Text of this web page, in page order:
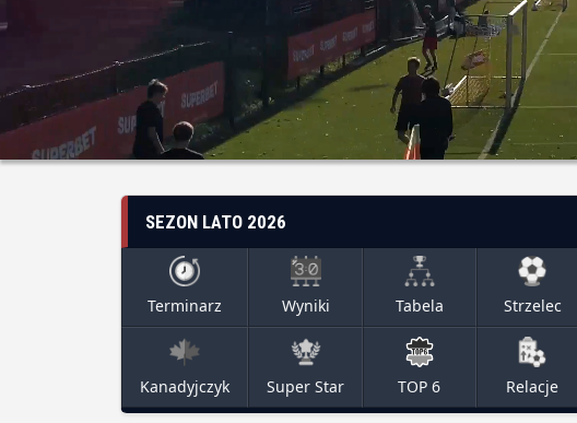
SEZON LATO 2026
Terminarz Wyniki Tabela Strzelec
Kanadyjczyk Super Star TOP 6 Relacje